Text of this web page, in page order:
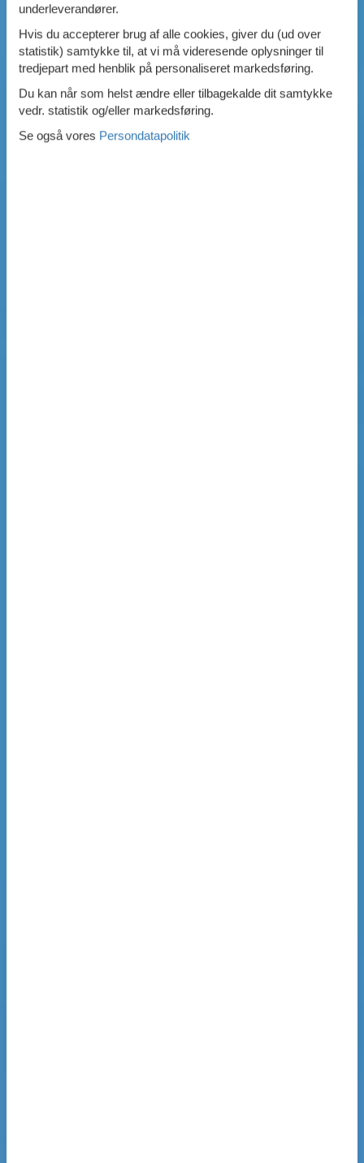
underleverandører.
Hvis du accepterer brug af alle cookies, giver du (ud over
statistik) samtykke til, at vi må videresende oplysninger til
tredjepart med henblik på personaliseret markedsføring.
Du kan når som helst ændre eller tilbagekalde dit samtykke
vedr. statistik og/eller markedsføring.
Se også vores Persondatapolitik